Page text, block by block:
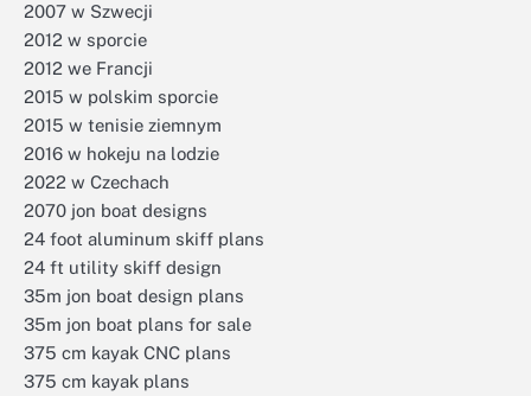
2007 w Szwecji
2012 w sporcie
2012 we Francji
2015 w polskim sporcie
2015 w tenisie ziemnym
2016 w hokeju na lodzie
2022 w Czechach
2070 jon boat designs
24 foot aluminum skiff plans
24 ft utility skiff design
35m jon boat design plans
35m jon boat plans for sale
375 cm kayak CNC plans
375 cm kayak plans